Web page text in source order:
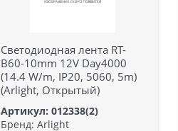
Светодиодная лента RT-
B60-10mm 12V Day4000
(14.4 W/m, IP20, 5060, 5m)
(Arlight, Открытый)
Артикул: 012338(2)
Бренд: Arlight